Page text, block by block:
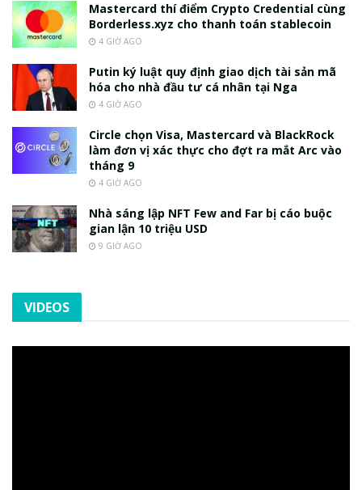
Mastercard thí điểm Crypto Credential cùng
Borderless.xyz cho thanh toán stablecoin
4 GIỜ AGO
Putin ký luật quy định giao dịch tài sản mã
hóa cho nhà đầu tư cá nhân tại Nga
4 GIỜ AGO
Circle chọn Visa, Mastercard và BlackRock
làm đơn vị xác thực cho đợt ra mắt Arc vào
tháng 9
4 GIỜ AGO
Nhà sáng lập NFT Few and Far bị cáo buộc
gian lận 10 triệu USD
9 GIỜ AGO
VIDEOS